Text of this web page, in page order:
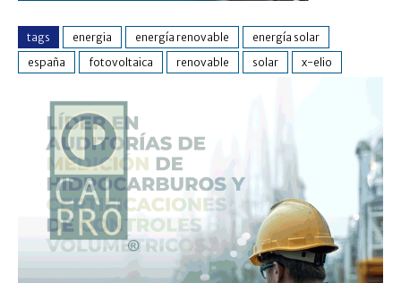
tags energia energía renovable
energía solar
españa
fotovoltaica renovable solar x-elio